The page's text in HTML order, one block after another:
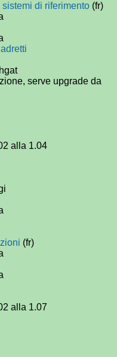
di riferimento (fr)
serve upgrade da
alla 1.04
(fr)
alla 1.07